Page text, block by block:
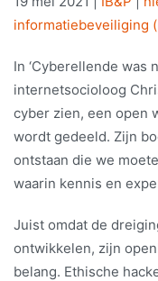
informatiebeveiliging
In ‘Cyberellende was
internetsocioloog
cyber zien, een open
wordt gedeeld. Zijn
ontstaan die we
waarin kennis en
Juist omdat de
ontwikkelen, zijn
belang. Ethische